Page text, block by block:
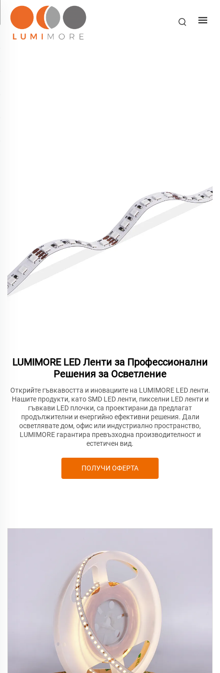
LUMIMORE LED Ленти за Профессионални
Решения за Осветление
Открийте гъвкавостта и иновациите на LUMIMORE LED ленти.
Нашите продукти, като SMD LED ленти, пикселни LED ленти и
гъвкави LED плочки, са проектирани да предлагат
продължителни и енергийно ефективни решения. Дали
осветлявате дом, офис или индустриално пространство,
LUMIMORE гарантира превъзходна производителност и
естетичен вид.
ПОЛУЧИ ОФЕРТА